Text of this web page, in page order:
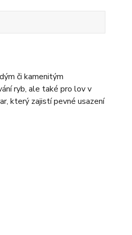
či kamenitým
ryb, ale také pro lov v
který zajistí pevné usazení